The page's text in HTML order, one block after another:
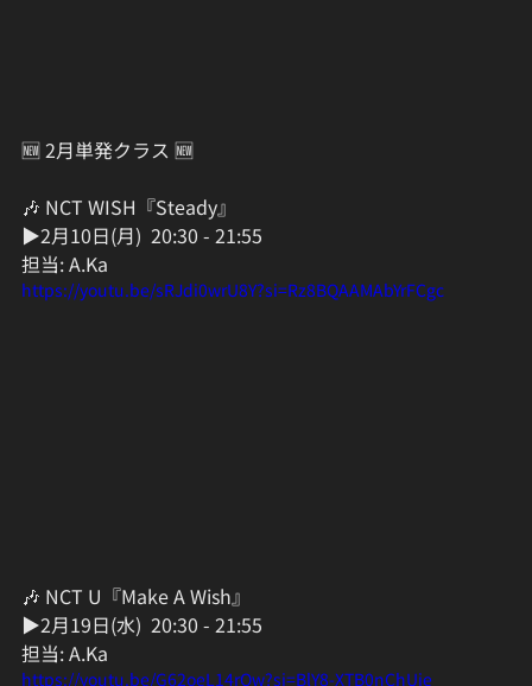
🆕 2月単発クラス 🆕
🎶 NCT WISH『Steady』
▶︎2月10日(月)  20:30 - 21:55
担当: A.Ka
https://youtu.be/sRJdi0wrU8Y?si=Rz8BQAAMAbYrFCgc
🎶 NCT U『Make A Wish』
▶︎2月19日(水)  20:30 - 21:55
担当: A.Ka
https://youtu.be/G62oeL14rQw?si=BlY8-XTB0nChUje_